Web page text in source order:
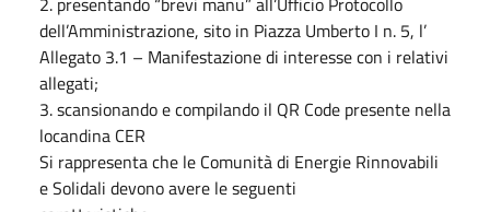
dell’Amministrazione, sito in Piazza Umberto I n. 5, l’
Allegato 3.1 – Manifestazione di interesse con i relativi
allegati;
3. scansionando e compilando il QR Code presente nella
locandina CER
Si rappresenta che le Comunità di Energie Rinnovabili
e Solidali devono avere le seguenti